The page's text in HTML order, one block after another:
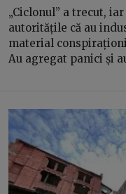
„Ciclonul” a trecut,
autoritățile că au
material
Au agregat panici și